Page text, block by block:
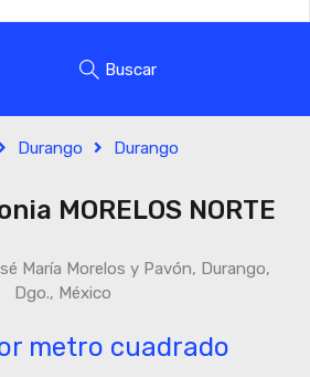
Buscar
Durango Durango
MORELOS NORTE
María Morelos y Pavón, Durango,
Dgo., México
metro cuadrado